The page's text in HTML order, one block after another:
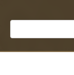
Поиск: